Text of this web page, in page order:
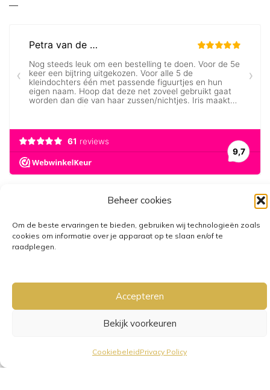
Beheer cookies
Om de beste ervaringen te bieden, gebruiken wij technologieën zoals
cookies om informatie over je apparaat op te slaan en/of te
raadplegen.
Accepteren
Bekijk voorkeuren
CookiebeleidPrivacy Policy